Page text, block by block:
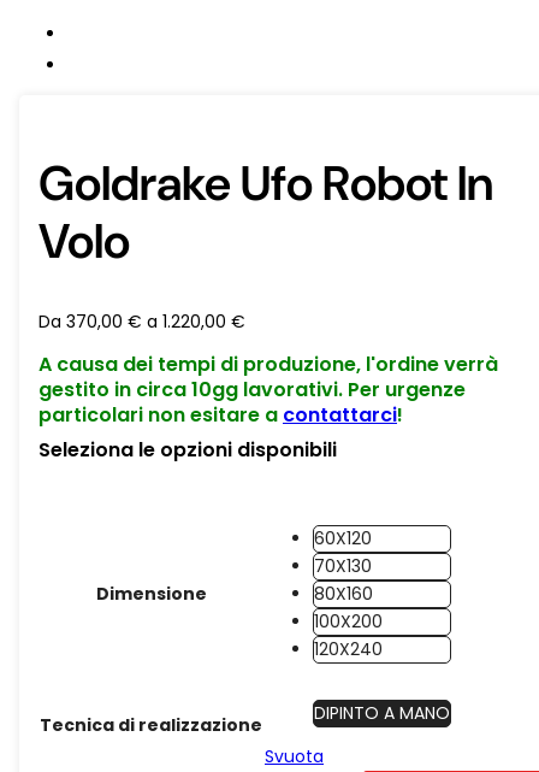
Goldrake Ufo Robot In
Volo
Da 370,00 € a 1.220,00 €
A causa dei tempi di produzione, l'ordine verrà
gestito in circa 10gg lavorativi. Per urgenze
particolari non esitare a contattarci!
Seleziona le opzioni disponibili
Dimensione
60X120
70X130
80X160
100X200
120X240
Tecnica di realizzazione
DIPINTO A MANO
Svuota